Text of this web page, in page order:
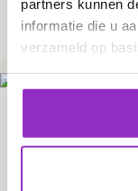
partners kunnen
informatie die u
verzameld op
28/06/24
Jaren ’30 woning
Vliervlinder
Droom jij van een jaren ’30